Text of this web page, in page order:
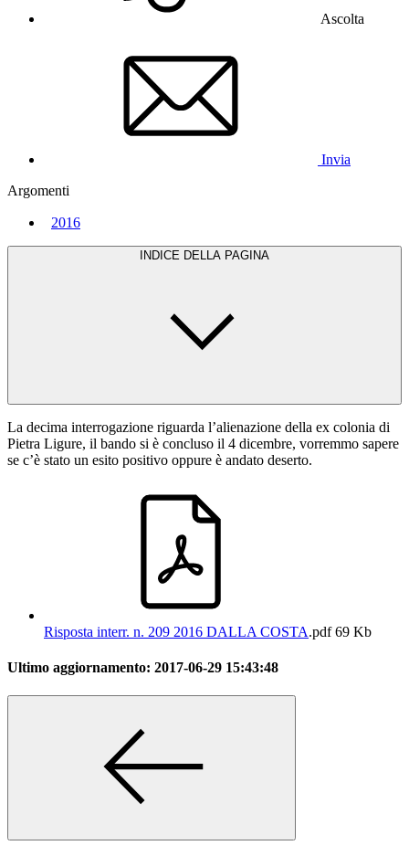
Ascolta
Invia
Argomenti
2016
INDICE DELLA PAGINA
La decima interrogazione riguarda l’alienazione della ex colonia di
Pietra Ligure, il bando si è concluso il 4 dicembre, vorremmo sapere
se c’è stato un esito positivo oppure è andato deserto.
Risposta interr. n. 209 2016 DALLA COSTA.pdf69 Kb
Ultimo aggiornamento: 2017-06-29 15:43:48